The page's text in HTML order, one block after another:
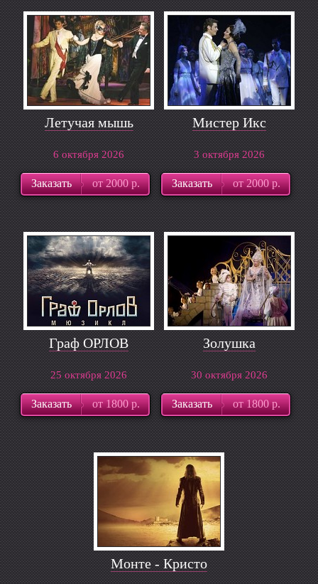
Летучая мышь
6 октября 2026
Заказать от 2000 р.
Мистер Икс
3 октября 2026
Заказать от 2000 р.
Граф ОРЛОВ
25 октября 2026
Заказать от 1800 р.
Золушка
30 октября 2026
Заказать от 1800 р.
Монте - Кристо